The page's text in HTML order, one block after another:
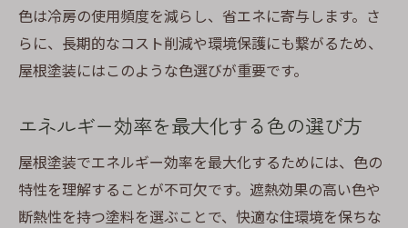
色は冷房の使用頻度を減らし、省エネに寄与します。さ
らに、長期的なコスト削減や環境保護にも繋がるため、
屋根塗装にはこのような色選びが重要です。
エネルギー効率を最大化する色の選び方
屋根塗装でエネルギー効率を最大化するためには、色の
特性を理解することが不可欠です。遮熱効果の高い色や
断熱性を持つ塗料を選ぶことで、快適な住環境を保ちな